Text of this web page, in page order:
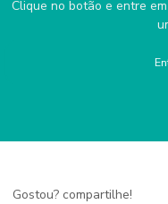
Clique no botão e entre
Gostou? compartilhe!